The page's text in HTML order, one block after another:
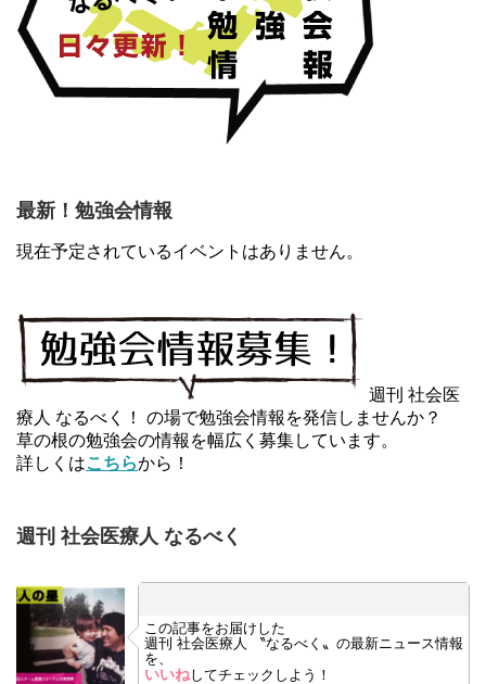
最新！勉強会情報
現在予定されているイベントはありません。
週刊 社会医
療人 なるべく！ の場で勉強会情報を発信しませんか？
草の根の勉強会の情報を幅広く募集しています。
詳しくはこちらから！
週刊 社会医療人 なるべく
この記事をお届けした
週刊 社会医療人 〝なるべく〟の最新ニュース情報
を、
いいねしてチェックしよう！